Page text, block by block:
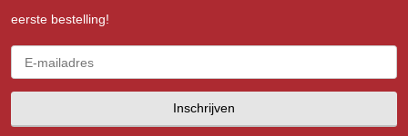
eerste bestelling!
Inschrijven